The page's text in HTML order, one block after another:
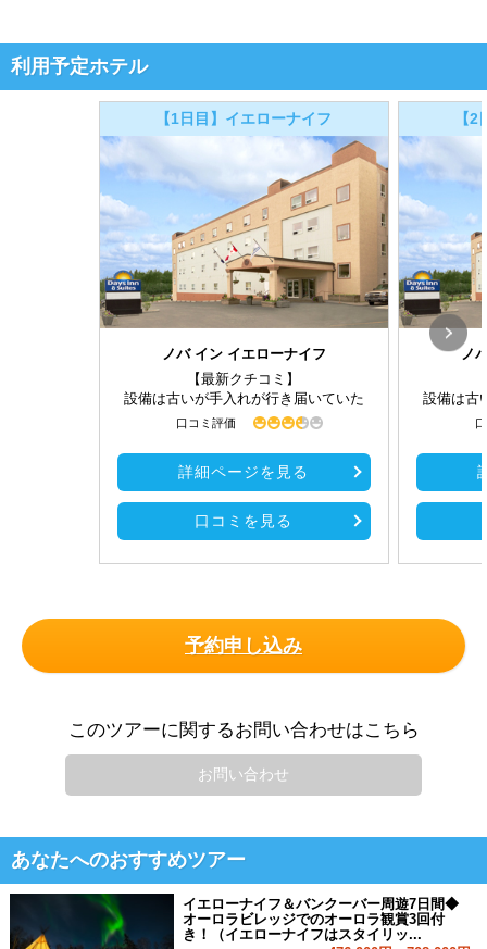
利用予定ホテル
【1日目】イエローナイフ
ノバ イン イエローナイフ
【最新クチコミ】
設備は古いが手入れが行き届いていた
口コミ評価
詳細ページを見る
口コミを見る
【
ノ
設備は古
予約申し込み
このツアーに関するお問い合わせはこちら
お問い合わせ
あなたへのおすすめツアー
イエローナイフ＆バンクーバー周遊7日間◆
オーロラビレッジでのオーロラ観賞3回付
き！（イエローナイフはスタイリッ...